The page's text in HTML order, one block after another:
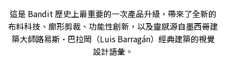
這是 Bandit 歷史上最重要的一次產品升級，帶來了全新的
布料科技、廓形剪裁、功能性創新，以及靈感源自墨西哥建
築大師路易斯·巴拉岡（Luis Barragán）經典建築的視覺
設計語彙。